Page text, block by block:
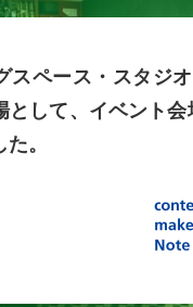
スペース・スタジ
として、イベント
。